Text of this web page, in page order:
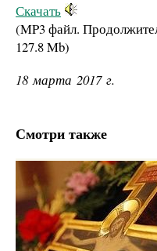
Скачать
(MP3 файл.
127.8 Mb)
18 марта 2017 г.
Смотри также